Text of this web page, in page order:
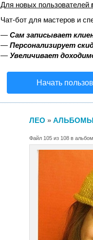
Для новых пользователей
Чат-бот для мастеров и
— Сам записывает
— Персонализирует
— Увеличивает
Начать
ЛЕО » АЛЬБОМЫ
Файл 105 из 108 в